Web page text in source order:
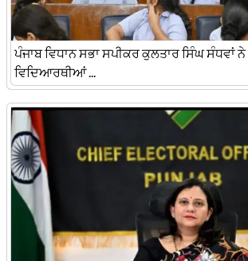
ਪੰਜਾਬ ਵਿਧਾਨ ਸਭਾ ਸਪੀਕਰ ਕੁਲਤਾਰ ਸਿੰਘ ਸੰਧਵਾਂ
ਵਿਦਿਆਰਥੀਆਂ ...